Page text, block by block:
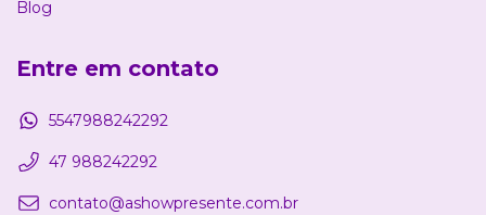
Blog
Entre em contato
5547988242292
47 988242292
contato@ashowpresente.com.br